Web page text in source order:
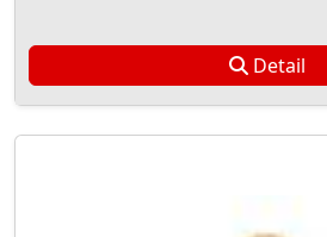
Detail